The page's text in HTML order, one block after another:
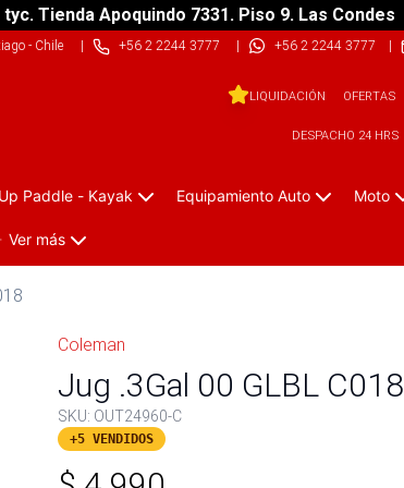
tyc. Tienda Apoquindo 7331. Piso 9. Las Condes
- Chile| +56 2 2244 3777 | +56 2 2244 3777 |
LIQUIDACIÓN OFERTAS
DESPACHO 24 HRS
Paddle - Kayak Equipamiento Auto Moto
Ver más
Coleman
Jug .3Gal 00 GLBL C018
SKU: OUT24960-C
+5 VENDIDOS